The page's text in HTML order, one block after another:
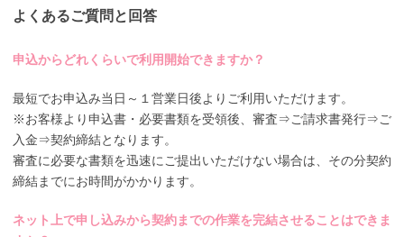
よくあるご質問と回答
申込からどれくらいで利用開始できますか？
最短でお申込み当日～１営業日後よりご利用いただけます。
※お客様より申込書・必要書類を受領後、審査⇒ご請求書発行⇒ご
入金⇒契約締結となります。
審査に必要な書類を迅速にご提出いただけない場合は、その分契約
締結までにお時間がかかります。
ネット上で申し込みから契約までの作業を完結させることはできま